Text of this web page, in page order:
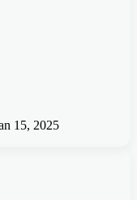
15, 2025